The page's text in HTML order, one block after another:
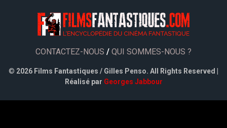
CONTACTEZ-NOUS / QUI SOMMES-NOUS ?
© 2026 Films Fantastiques / Gilles Penso. All Rights Reserved |
Réalisé par Georges Jabbour